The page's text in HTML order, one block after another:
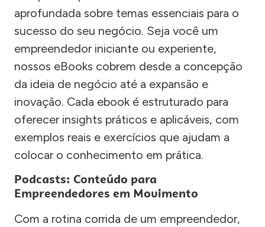
aprofundada sobre temas essenciais para o
sucesso do seu negócio. Seja você um
empreendedor iniciante ou experiente,
nossos eBooks cobrem desde a concepção
da ideia de negócio até a expansão e
inovação. Cada ebook é estruturado para
oferecer insights práticos e aplicáveis, com
exemplos reais e exercícios que ajudam a
colocar o conhecimento em prática.
Podcasts: Conteúdo para
Empreendedores em Movimento
Com a rotina corrida de um empreendedor,